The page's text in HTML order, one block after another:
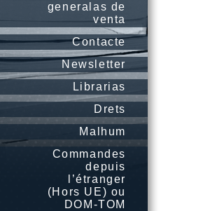
generalas de
venta
Contacte
Newsletter
Librarias
Drets
Malhum
Commandes
depuis
l’étranger
(Hors UE) ou
DOM-TOM